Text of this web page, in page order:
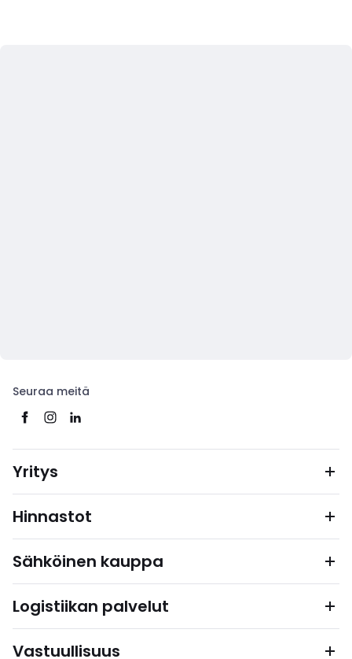
Seuraa meitä
Yritys
Hinnastot
Sähköinen kauppa
Logistiikan palvelut
Vastuullisuus